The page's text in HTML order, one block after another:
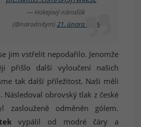
— Hokejový nároďák
(@narodnitym) 21. února 2018
jim vstřelit nepodařilo. Jenomže
přišlo další vyloučení našich
tak další příležitost. Naši měli
Následoval obrovský tlak z české
zaslouženě odměněn gólem.
vypálil od modré čáry a